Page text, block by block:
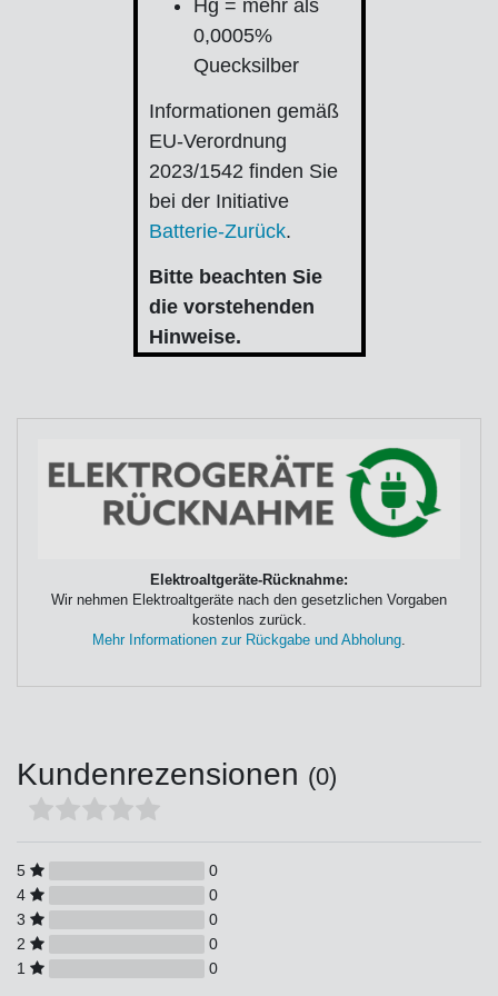
Hg = mehr als
0,0005%
Quecksilber
Informationen gemäß
EU-Verordnung
2023/1542 finden Sie
bei der Initiative
Batterie-Zurück.
Bitte beachten Sie
die vorstehenden
Hinweise.
Elektroaltgeräte-Rücknahme:
Wir nehmen Elektroaltgeräte nach den gesetzlichen Vorgaben
kostenlos zurück.
Mehr Informationen zur Rückgabe und Abholung.
Kundenrezensionen (0)
5
0
4
0
3
0
2
0
1
0